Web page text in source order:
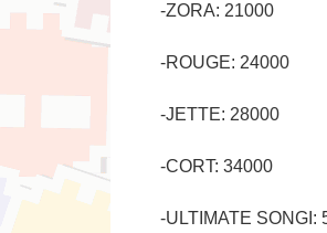
-ZORA: 21000
-ROUGE: 24000
-JETTE: 28000
-CORT: 34000
-ULTIMATE SONGI: